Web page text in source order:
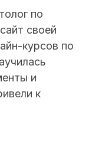
по
своей
курсов по
и
к